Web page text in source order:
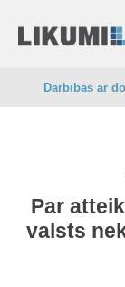
Darbības ar
Par
valsts